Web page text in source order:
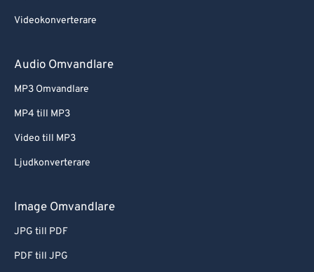
Videokonverterare
Audio Omvandlare
MP3 Omvandlare
MP4 till MP3
Video till MP3
Ljudkonverterare
Image Omvandlare
JPG till PDF
PDF till JPG